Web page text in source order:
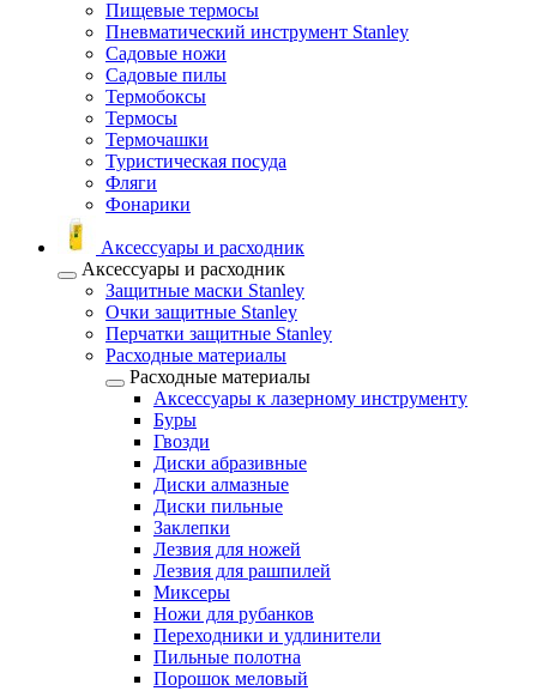
Пищевые термосы
Пневматический инструмент Stanley
Садовые ножи
Садовые пилы
Термобоксы
Термосы
Термочашки
Туристическая посуда
Фляги
Фонарики
Аксессуары и расходник
Аксессуары и расходник
Защитные маски Stanley
Очки защитные Stanley
Перчатки защитные Stanley
Расходные материалы
Расходные материалы
Аксессуары к лазерному инструменту
Буры
Гвозди
Диски абразивные
Диски алмазные
Диски пильные
Заклепки
Лезвия для ножей
Лезвия для рашпилей
Миксеры
Ножи для рубанков
Переходники и удлинители
Пильные полотна
Порошок меловый